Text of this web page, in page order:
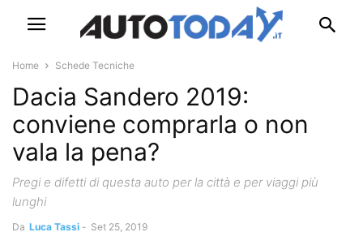
Home Schede Tecniche
Dacia Sandero 2019:
conviene comprarla o non
vala la pena?
Pregi e difetti di questa auto per la città e per viaggi più
lunghi
Da Luca Tassi - Set 25, 2019